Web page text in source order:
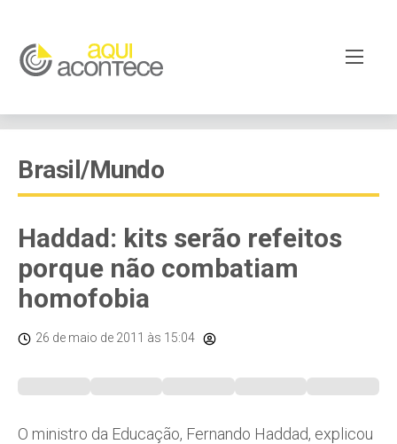
Brasil/Mundo
Haddad: kits serão refeitos
porque não combatiam
homofobia
26 de maio de 2011 às 15:04
O ministro da Educação, Fernando Haddad, explicou